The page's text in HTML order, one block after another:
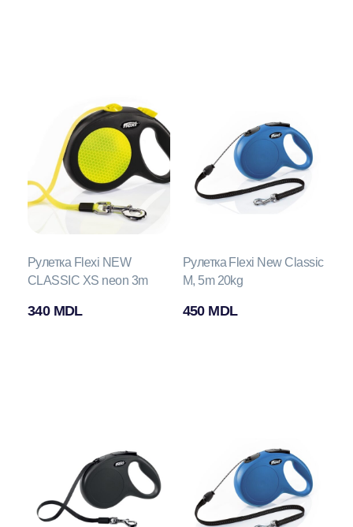
Рулетка Flexi NEW
CLASSIC XS neon 3m
340 MDL
Рулетка Flexi New Classic
M, 5m 20kg
450 MDL